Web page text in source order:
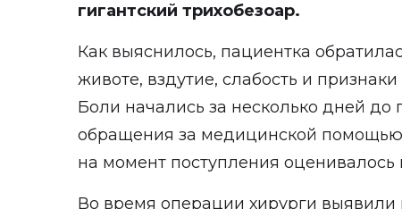
гигантский трихобезоар.
Как выяснилось, пациентка
животе, вздутие, слабость и
Боли начались за несколько дней до
обращения за медицинской
на момент поступления оценивалось
Во время операции хирурги